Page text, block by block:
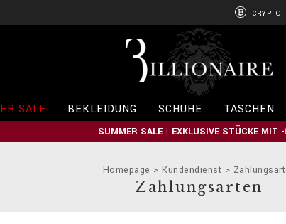
CRYPTO
l
o
n
a
e
SALE BEKLEIDUNG SCHUHE TASCHEN
SUMMER SALE | EXKLUSIVE STÜCKE MIT -
Homepage Kundendienst
Zahlungsarten